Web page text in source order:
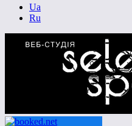
Ua
Ru